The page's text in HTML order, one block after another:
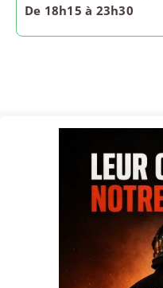
De 18h15 à 23h30